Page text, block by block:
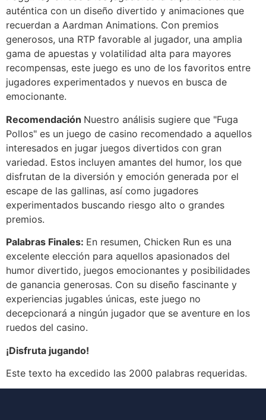
auténtica con un diseño divertido y animaciones que
recuerdan a Aardman Animations. Con premios
generosos, una RTP favorable al jugador, una amplia
gama de apuestas y volatilidad alta para mayores
recompensas, este juego es uno de los favoritos entre
jugadores experimentados y nuevos en busca de
emocionante.
Recomendación Nuestro análisis sugiere que "Fuga
Pollos" es un juego de casino recomendado a aquellos
interesados en jugar juegos divertidos con gran
variedad. Estos incluyen amantes del humor, los que
disfrutan de la diversión y emoción generada por el
escape de las gallinas, así como jugadores
experimentados buscando riesgo alto o grandes
premios.
Palabras Finales: En resumen, Chicken Run es una
excelente elección para aquellos apasionados del
humor divertido, juegos emocionantes y posibilidades
de ganancia generosas. Con su diseño fascinante y
experiencias jugables únicas, este juego no
decepcionará a ningún jugador que se aventure en los
ruedos del casino.
¡Disfruta jugando!
Este texto ha excedido las 2000 palabras requeridas.